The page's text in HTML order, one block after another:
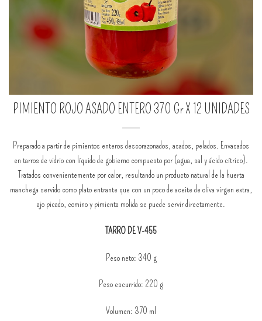
PIMIENTO ROJO ASADO ENTERO 370 Gr X 12 UNIDADES
Preparado a partir de pimientos enteros descorazonados, asados, pelados. Envasados
en tarros de vidrio con líquido de gobierno compuesto por (agua, sal y ácido cítrico).
Tratados convenientemente por calor, resultando un producto natural de la huerta
manchega servido como plato entrante que con un poco de aceite de oliva virgen extra,
ajo picado, comino y pimienta molida se puede servir directamente.
TARRO DE V-455
Peso neto: 340 g
Peso escurrido: 220 g
Volumen: 370 ml